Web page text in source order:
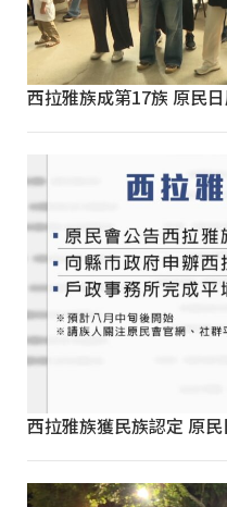
西拉雅族成第17族 原民
西拉雅族獲民族認定 原